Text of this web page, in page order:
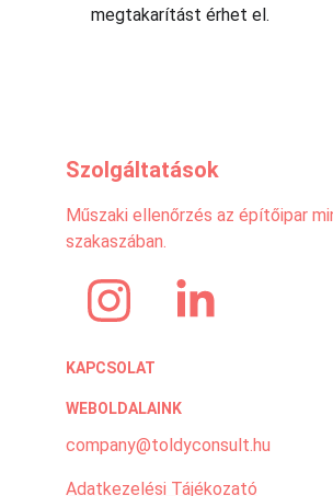
megtakarítást érhet el.
Szolgáltatások
Műszaki ellenőrzés az építőipar
szakaszában.
KAPCSOLAT
company@toldyconsult.hu
WEBOLDALAINK
Adatkezelési Tájékozató